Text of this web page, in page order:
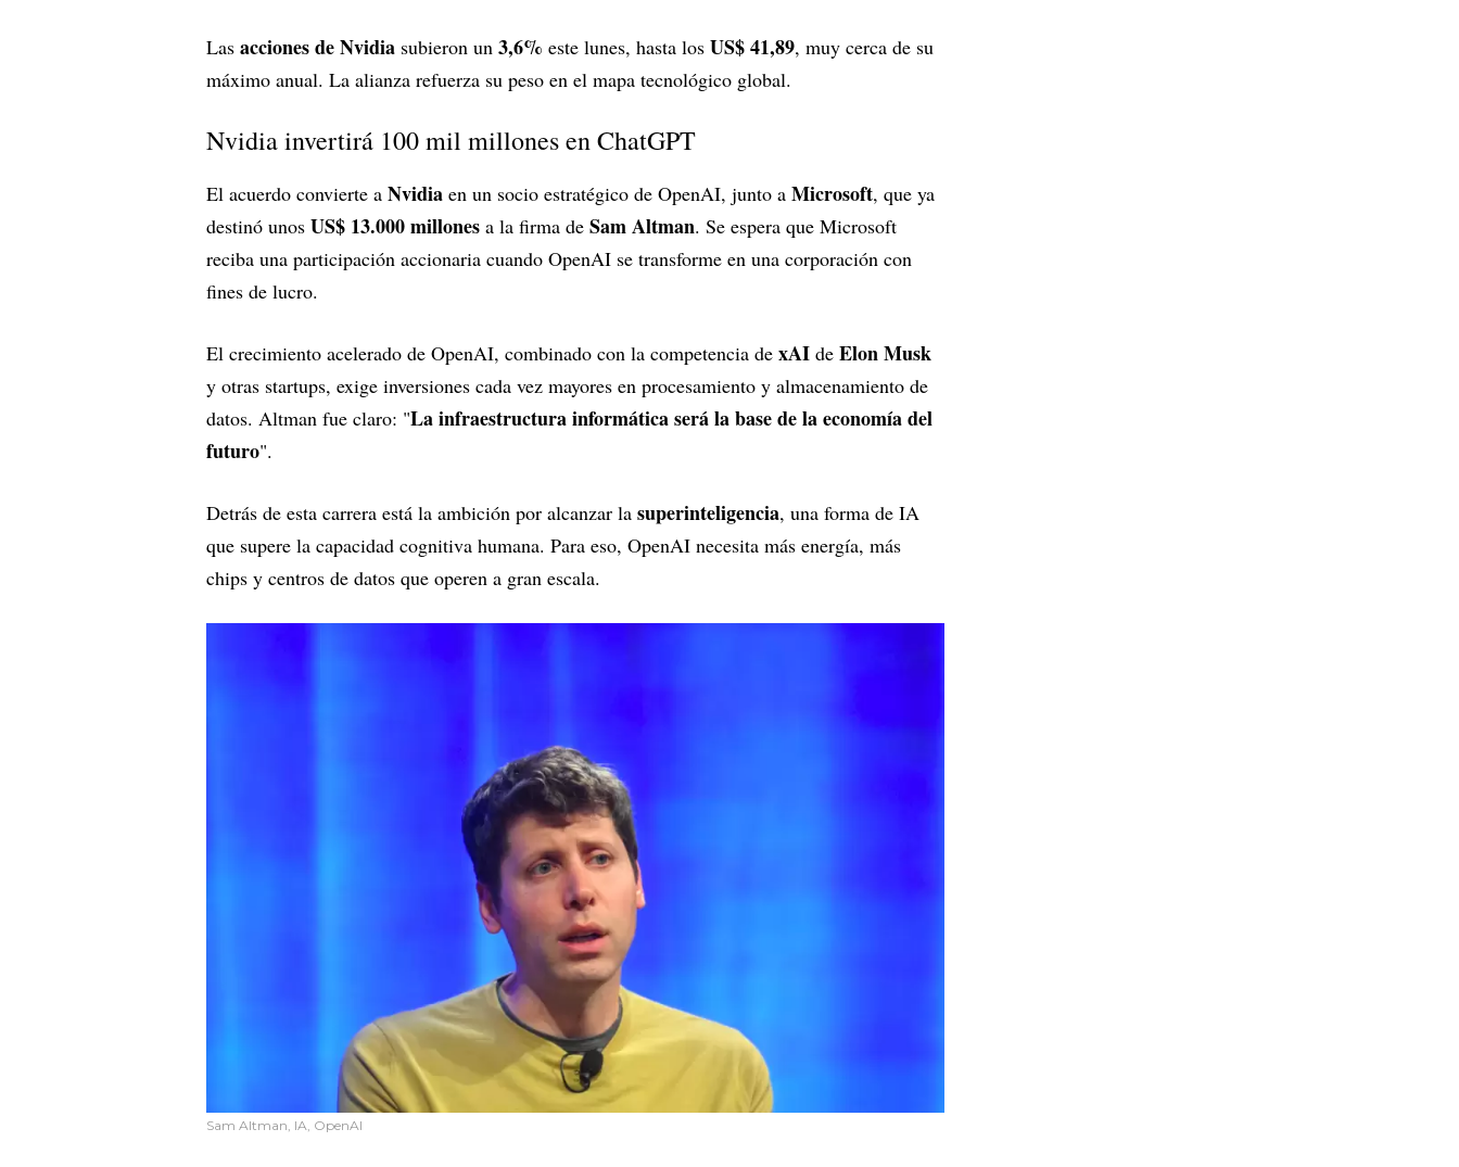
Las acciones de Nvidia subieron un 3,6% este lunes, hasta los US$ 41,89, muy cerca de su
máximo anual. La alianza refuerza su peso en el mapa tecnológico global.
Nvidia invertirá 100 mil millones en ChatGPT
El acuerdo convierte a Nvidia en un socio estratégico de OpenAI, junto a Microsoft, que ya
destinó unos US$ 13.000 millones a la firma de Sam Altman. Se espera que Microsoft
reciba una participación accionaria cuando OpenAI se transforme en una corporación con
fines de lucro.
El crecimiento acelerado de OpenAI, combinado con la competencia de xAI de Elon Musk
y otras startups, exige inversiones cada vez mayores en procesamiento y almacenamiento de
datos. Altman fue claro: "La infraestructura informática será la base de la economía del
futuro".
Detrás de esta carrera está la ambición por alcanzar la superinteligencia, una forma de IA
que supere la capacidad cognitiva humana. Para eso, OpenAI necesita más energía, más
chips y centros de datos que operen a gran escala.
Sam Altman, IA, OpenAI